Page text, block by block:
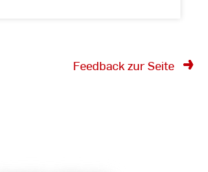
Feedback zur Seite